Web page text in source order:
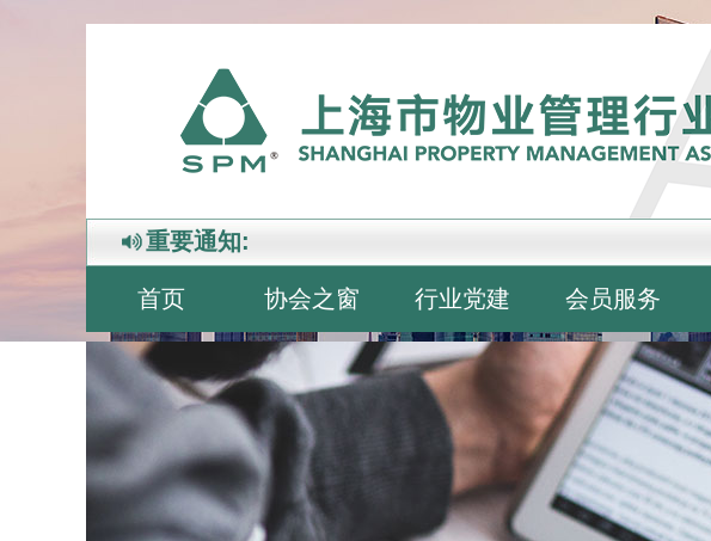
重要通知:
首页 协会之窗 行业党建 会员服务